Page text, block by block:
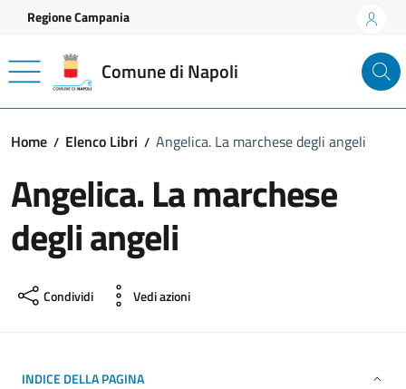
Vai ai contenuti
Vai al footer
Regione Campania
Comune di Napoli
Home Elenco Libri Angelica. La marchese degli angeli
Angelica. La marchese
degli angeli
Condividi Vedi azioni
INDICE DELLA PAGINA